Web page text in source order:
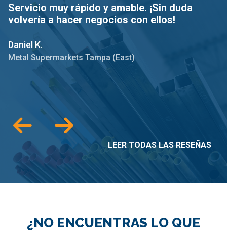
Servicio muy rápido y amable. ¡Sin duda
volvería a hacer negocios con ellos!
Daniel K.
Metal Supermarkets Tampa (East)
LEER TODAS LAS RESEÑAS
¿NO ENCUENTRAS LO QUE